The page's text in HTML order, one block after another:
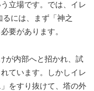
立場です。では、イレ
には、まず「神之
要があります。
が内部へと招かれ、試
ています。しかしイレ
をすり抜けて、塔の外